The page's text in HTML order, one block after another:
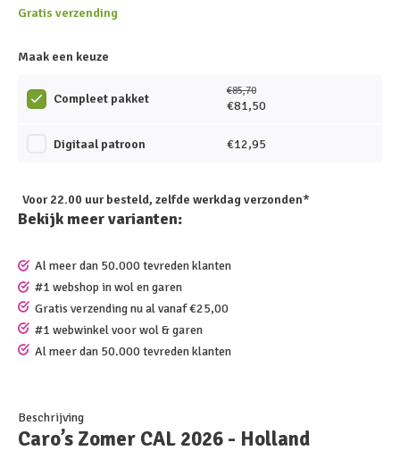
Gratis verzending
Maak een keuze
Compleet pakket
€85,70
€81,50
Digitaal patroon €12,95
Voor 22.00 uur besteld, zelfde werkdag verzonden*
Bekijk meer varianten:
Al meer dan 50.000 tevreden klanten
#1 webshop in wol en garen
Gratis verzending nu al vanaf €25,00
#1 webwinkel voor wol & garen
Al meer dan 50.000 tevreden klanten
Beschrijving
Caro’s Zomer CAL 2026 - Holland